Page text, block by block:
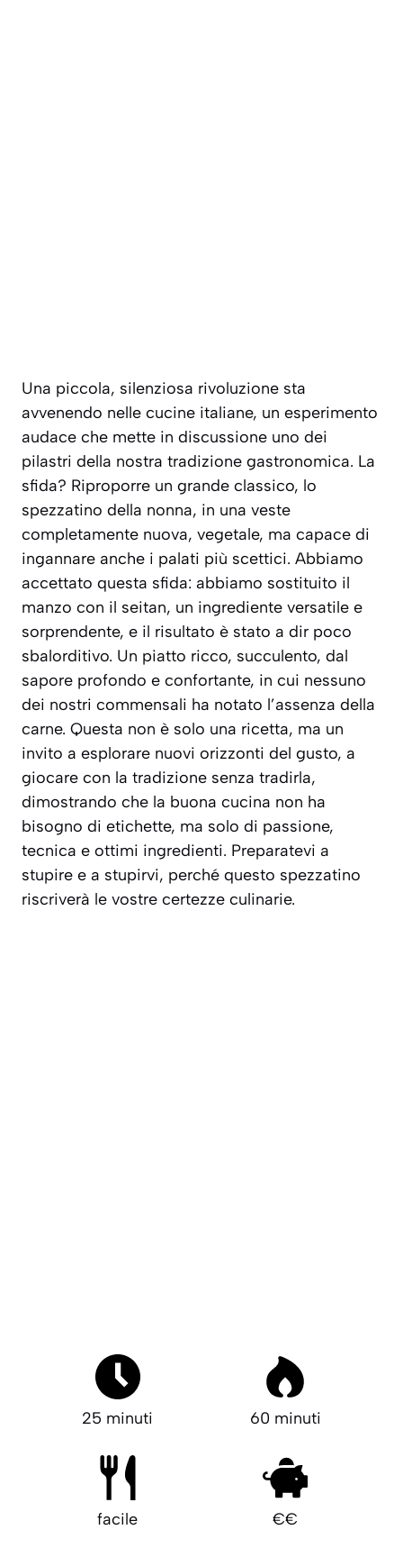
Una piccola, silenziosa rivoluzione sta
avvenendo nelle cucine italiane, un esperimento
audace che mette in discussione uno dei
pilastri della nostra tradizione gastronomica. La
sfida? Riproporre un grande classico, lo
spezzatino della nonna, in una veste
completamente nuova, vegetale, ma capace di
ingannare anche i palati più scettici. Abbiamo
accettato questa sfida: abbiamo sostituito il
manzo con il seitan, un ingrediente versatile e
sorprendente, e il risultato è stato a dir poco
sbalorditivo. Un piatto ricco, succulento, dal
sapore profondo e confortante, in cui nessuno
dei nostri commensali ha notato l’assenza della
carne. Questa non è solo una ricetta, ma un
invito a esplorare nuovi orizzonti del gusto, a
giocare con la tradizione senza tradirla,
dimostrando che la buona cucina non ha
bisogno di etichette, ma solo di passione,
tecnica e ottimi ingredienti. Preparatevi a
stupire e a stupirvi, perché questo spezzatino
riscriverà le vostre certezze culinarie.
25 minuti 60 minuti
facile €€